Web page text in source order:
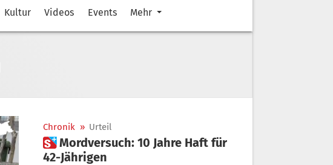
Kultur Videos Events Mehr
Chronik » Urteil
 Mordversuch: 10 Jahre Haft für
42-Jährigen